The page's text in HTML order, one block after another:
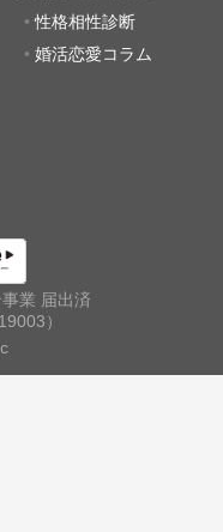
性格相性診断
婚活恋愛コラム
業 届出済
）